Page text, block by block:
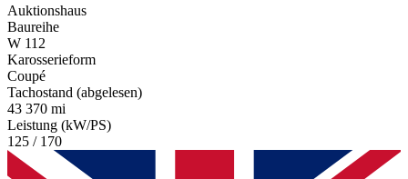
Auktionshaus
Baureihe
W 112
Karosserieform
Coupé
Tachostand (abgelesen)
43 370 mi
Leistung (kW/PS)
125 / 170